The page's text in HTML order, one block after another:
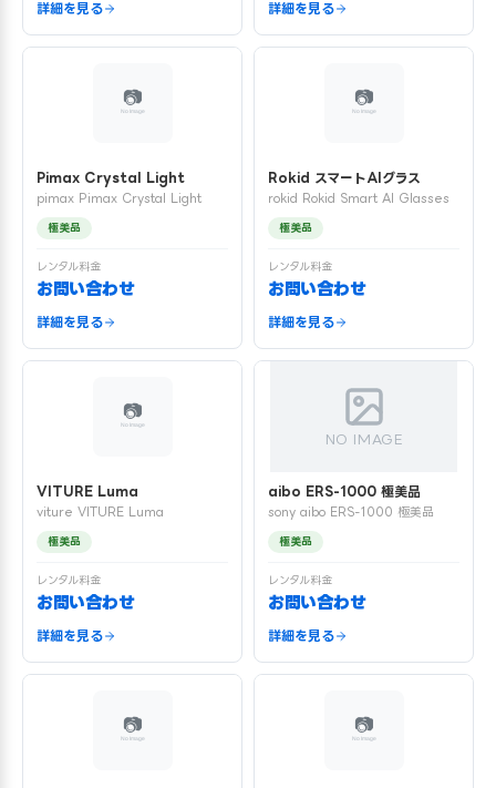
詳細を見る 詳細を見る
Pimax Crystal Light
pimax Pimax Crystal Light
極美品
レンタル料金
お問い合わせ
詳細を見る
Rokid スマートAIグラス
rokid Rokid Smart AI Glasses
極美品
レンタル料金
お問い合わせ
詳細を見る
VITURE Luma
viture VITURE Luma
極美品
レンタル料金
お問い合わせ
詳細を見る
NO IMAGE
aibo ERS-1000 極美品
sony aibo ERS-1000 極美品
極美品
レンタル料金
お問い合わせ
詳細を見る